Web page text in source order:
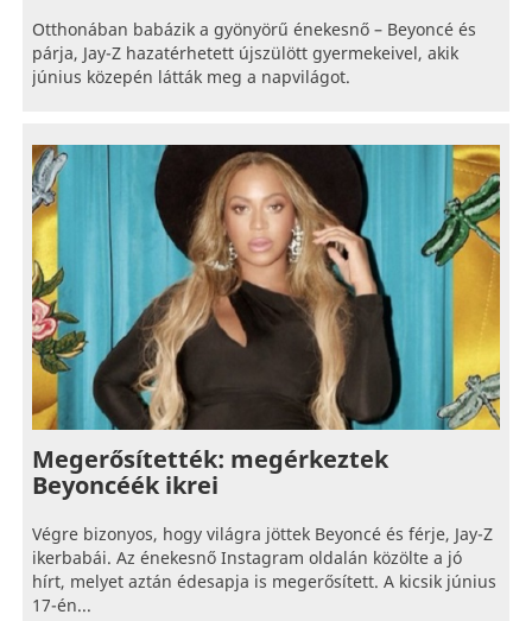
Otthonában babázik a gyönyörű énekesnő – Beyoncé és
párja, Jay-Z hazatérhetett újszülött gyermekeivel, akik
június közepén látták meg a napvilágot.
Megerősítették: megérkeztek
Beyoncéék ikrei
Végre bizonyos, hogy világra jöttek Beyoncé és férje, Jay-Z
ikerbabái. Az énekesnő Instagram oldalán közölte a jó
hírt, melyet aztán édesapja is megerősített. A kicsik június
17-én...